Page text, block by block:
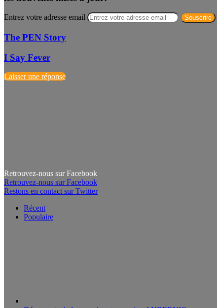
Entrez votre adresse email
The PEN Story
I Say Fever
Laisser une réponse
Retrouvez-nous sur Facebook
Retrouvez-nous sur Facebook
Restons en contact sur Twitter
Récent
Populaire